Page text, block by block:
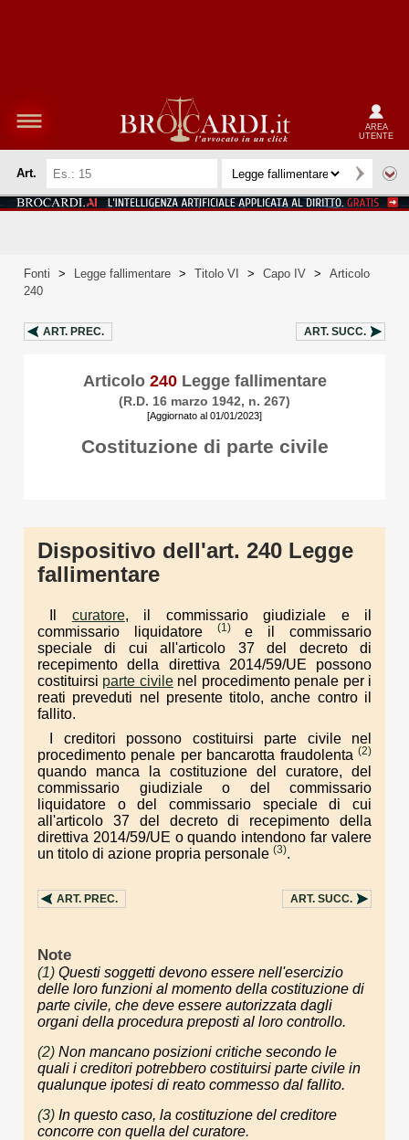
AREA
UTENTE
Art.
Fonti > Legge fallimentare > Titolo VI > Capo IV >
Articolo
240
ART. PREC. ART. SUCC.
Articolo 240Legge fallimentare
(R.D. 16 marzo 1942, n. 267)
[Aggiornato al 01/01/2023]
Costituzione di parte civile
Dispositivo dell'art. 240 Legge
fallimentare
curatore, il commissario giudiziale e il
commissario liquidatore
(1)e il commissario
speciale di cui all'articolo 37 del decreto di
recepimento della direttiva 2014/59/UE possono
costituirsi parte civilenel procedimento penale per i
reati preveduti nel presente titolo, anche contro il
fallito.
I creditori possono costituirsi parte civile nel
procedimento penale per bancarotta fraudolenta (2)
quando manca la costituzione del curatore, del
commissario giudiziale o del commissario
liquidatore o del commissario speciale di cui
all'articolo 37 del decreto di recepimento della
direttiva 2014/59/UE o quando intendono far valere
un titolo di azione propria personale (3).
ART. PREC. ART. SUCC.
Note
(1) Questi soggetti devono essere nell'esercizio
delle loro funzioni al momento della costituzione di
parte civile, che deve essere autorizzata dagli
organi della procedura preposti al loro controllo.
(2) Non mancano posizioni critiche secondo le
quali i creditori potrebbero costituirsi parte civile in
qualunque ipotesi di reato commesso dal fallito.
(3) In questo caso, la costituzione del creditore
concorre con quella del curatore.